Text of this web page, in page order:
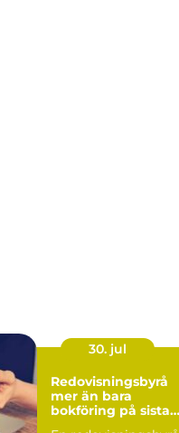
30. jul
Redovisningsbyrå
mer än bara
bokföring på sista